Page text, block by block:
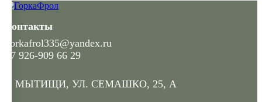
Контакты
gorkafrol335@yandex.ru
+7 926-909 66 29
Г. МЫТИЩИ, УЛ. СЕМАШКО, 25, А